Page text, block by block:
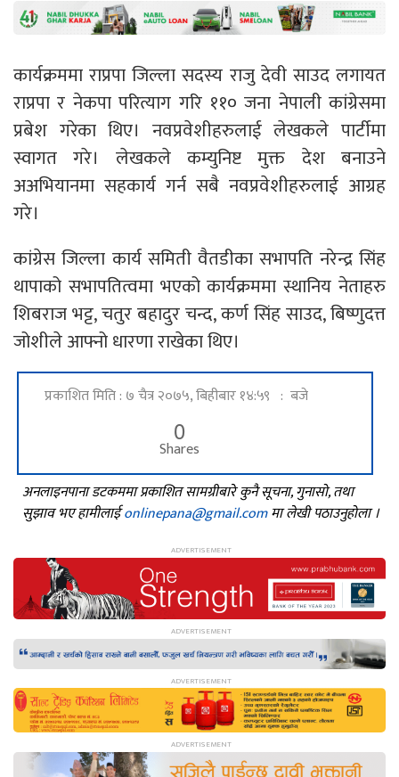
कार्यक्रममा राप्रपा जिल्ला सदस्य राजु देवी साउद लगायत
राप्रपा र नेकपा परित्याग गरि ११० जना नेपाली कांग्रेसमा
प्रबेश गरेका थिए। नवप्रवेशीहरुलाई लेखकले पार्टीमा
स्वागत गरे। लेखकले कम्युनिष्ट मुक्त देश बनाउने
अअभियानमा सहकार्य गर्न सबै नवप्रवेशीहरुलाई आग्रह
गरे।
कांग्रेस जिल्ला कार्य समिती वैतडीका सभापति नरेन्द्र सिंह
थापाको सभापतित्वमा भएको कार्यक्रममा स्थानिय नेताहरु
शिबराज भट्ट, चतुर बहादुर चन्द, कर्ण सिंह साउद, बिष्णुदत्त
जोशीले आफ्नो धारणा राखेका थिए।
प्रकाशित मिति : ७ चैत्र २०७५, बिहीबार १४:५९ : बजे
0
Shares
अनलाइनपाना डटकममा प्रकाशित सामग्रीबारे कुनै सूचना, गुनासो, तथा
सुझाव भए हामीलाईonlinepana@gmail.comमा लेखी पठाउनुहोला ।